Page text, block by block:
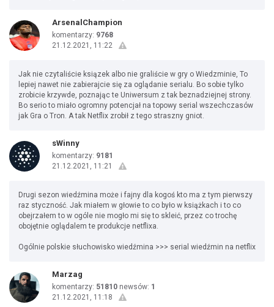
ArsenalChampion
komentarzy: 9768
21.12.2021, 11:22
Jak nie czytaliście ksiązek albo nie graliście w gry o Wiedzminie, To
lepiej nawet nie zabierajcie się za oglądanie serialu. Bo sobie tylko
zrobicie krzywde, poznając te Uniwersum z tak beznadziejnej strony.
Bo serio to miało ogromny potencjał na topowy serial wszechczasów
jak Gra o Tron. A tak Netflix zrobił z tego straszny gniot.
sWinny
komentarzy: 9181
21.12.2021, 11:21
Drugi sezon wiedźmina może i fajny dla kogoś kto ma z tym pierwszy
raz styczność. Jak miałem w głowie to co było w książkach i to co
obejrzałem to w ogóle nie mogło mi się to skleić, przez co trochę
obojętnie oglądalem te produkcje netflixa.
Ogólnie polskie słuchowisko wiedźmina >>> serial wiedźmin na netflix
Marzag
komentarzy: 51810 newsów: 1
21.12.2021, 11:18